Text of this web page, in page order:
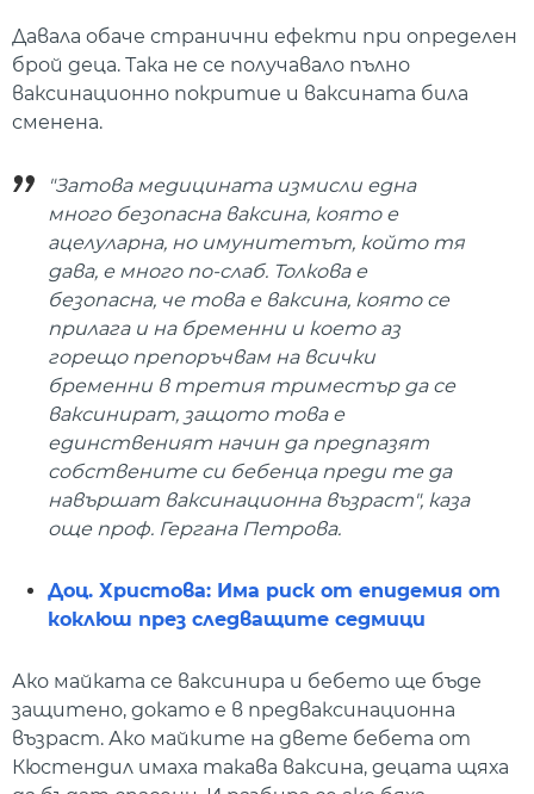
Давала обаче странични ефекти при определен
брой деца. Така не се получавало пълно
ваксинационно покритие и ваксината била
сменена.
"Затова медицината измисли една
много безопасна ваксина, която е
ацелуларна, но имунитетът, който тя
дава, е много по-слаб. Толкова е
безопасна, че това е ваксина, която се
прилага и на бременни и което аз
горещо препоръчвам на всички
бременни в третия триместър да се
ваксинират, защото това е
единственият начин да предпазят
собствените си бебенца преди те да
навършат ваксинационна възраст", каза
още проф. Гергана Петрова.
Доц. Христова: Има риск от епидемия от
коклюш през следващите седмици
Ако майката се ваксинира и бебето ще бъде
защитено, докато е в предваксинационна
възраст. Ако майките на двете бебета от
Кюстендил имаха такава ваксина, децата щяха